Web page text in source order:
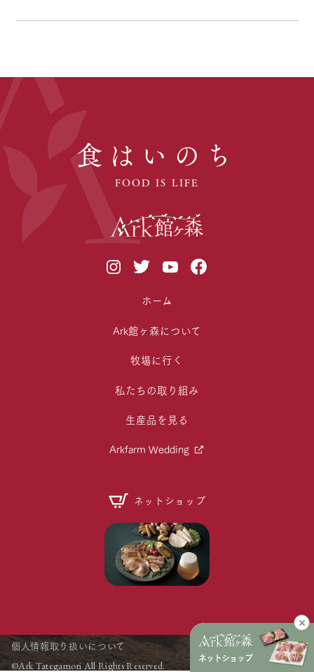
ネットショップ
食はいのち
FOOD IS LIFE
ホーム
Ark館ヶ森について
牧場に行く
私たちの取り組み
生産品を見る
Arkfarm Wedding
ネットショップ
個人情報取り扱いについて
©Ark Tategamori All Rights Reserved.